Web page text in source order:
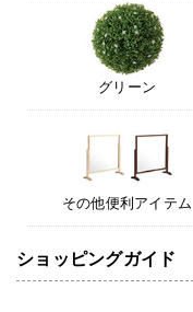
グリーン
その他便利アイテム
ショッピングガイド